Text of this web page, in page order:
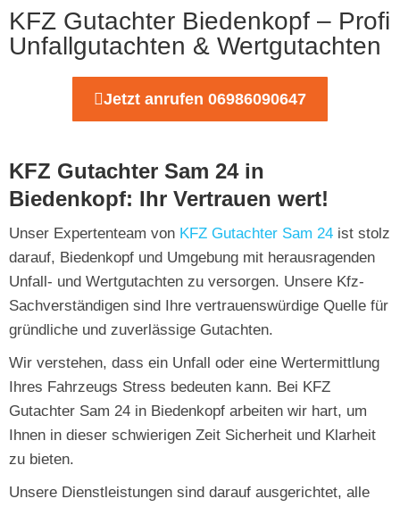
KFZ Gutachter Biedenkopf – Profi
Unfallgutachten & Wertgutachten
Jetzt anrufen 06986090647
KFZ Gutachter Sam 24 in
Biedenkopf: Ihr Vertrauen wert!
Unser Expertenteam von KFZ Gutachter Sam 24 ist stolz
darauf, Biedenkopf und Umgebung mit herausragenden
Unfall- und Wertgutachten zu versorgen. Unsere Kfz-
Sachverständigen sind Ihre vertrauenswürdige Quelle für
gründliche und zuverlässige Gutachten.
Wir verstehen, dass ein Unfall oder eine Wertermittlung
Ihres Fahrzeugs Stress bedeuten kann. Bei KFZ
Gutachter Sam 24 in Biedenkopf arbeiten wir hart, um
Ihnen in dieser schwierigen Zeit Sicherheit und Klarheit
zu bieten.
Unsere Dienstleistungen sind darauf ausgerichtet, alle